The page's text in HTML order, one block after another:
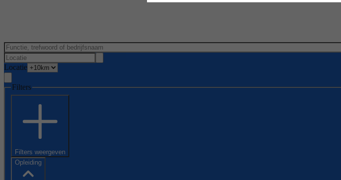
Locatie
Filters
Filters weergeven
Opleiding